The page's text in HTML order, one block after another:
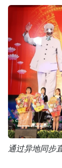
通过异地同步